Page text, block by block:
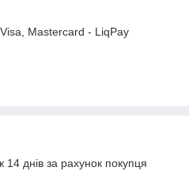
Mastercard - LiqPay
днів за рахунок покупця